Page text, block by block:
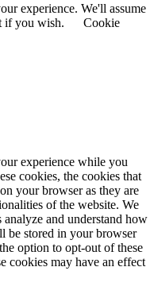
experience. We'll assume
if you wish.
Cookie
experience while you
cookies, the cookies that
your browser as they are
of the website. We
and understand how
be stored in your browser
option to opt-out of these
cookies may have an effect